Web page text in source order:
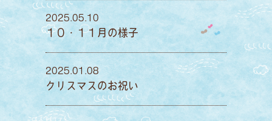
2025.05.10
１０・１１月の様子
2025.01.08
クリスマスのお祝い